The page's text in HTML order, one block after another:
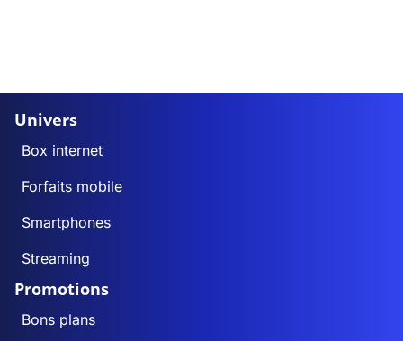
Univers
Box internet
Forfaits mobile
Smartphones
Streaming
Promotions
Bons plans